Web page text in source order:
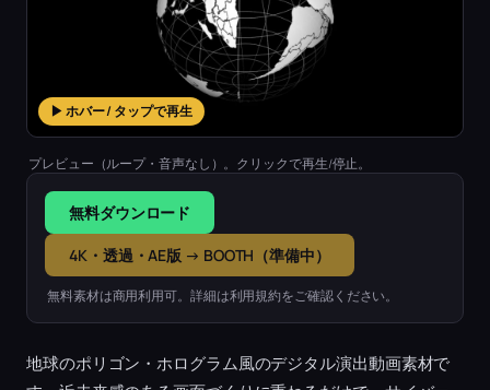
▶ ホバー / タップで再生
プレビュー（ループ・音声なし）。クリックで再生/停止。
無料ダウンロード
4K・透過・AE版 → BOOTH（準備中）
無料素材は商用利用可。詳細は利用規約をご確認ください。
地球のポリゴン・ホログラム風のデジタル演出動画素材で